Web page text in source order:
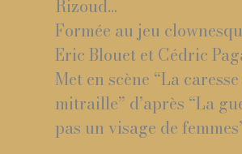
Rizoud…
Formée au jeu
Eric Blouet et Cédric
Met en scène “La
mitraille” d’après “La
pas un visage de